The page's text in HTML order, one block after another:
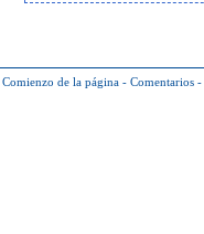
Comienzo de la página - Comentarios -